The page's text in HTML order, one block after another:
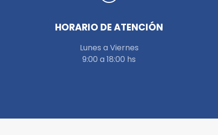
HORARIO DE ATENCIÓN
Lunes a Viernes
9:00 a 18:00 hs